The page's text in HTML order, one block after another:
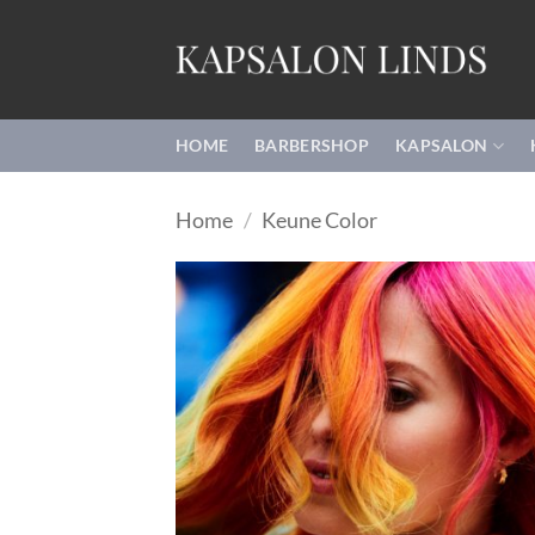
HOME BARBERSHOP KAPSALON
Home / Keune Color